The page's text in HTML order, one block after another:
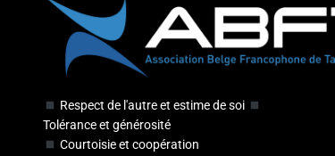
Respect de l'autre et estime de soi
Tolérance et générosité
Courtoisie et coopération